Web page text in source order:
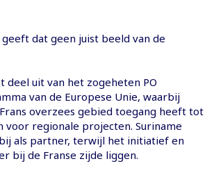
dat geen juist beeld van de
deel uit van het zogeheten PO
van de Europese Unie, waarbij
Frans overzees gebied toegang heeft tot
voor regionale projecten. Suriname
als partner, terwijl het initiatief en
bij de Franse zijde liggen.